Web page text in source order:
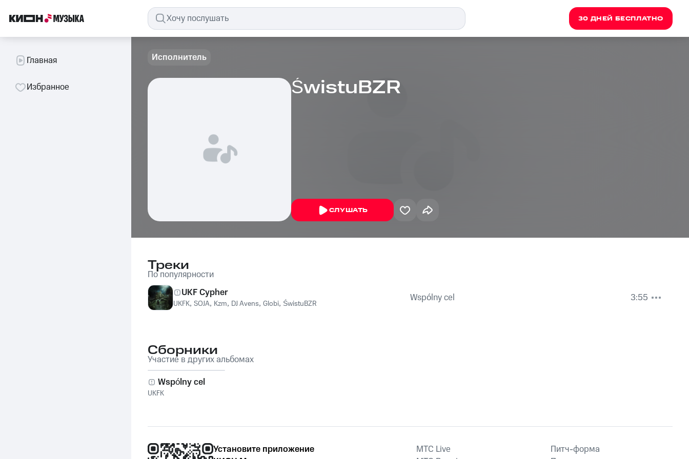
30 ДНЕЙ БЕСПЛАТНО
Главная
Избранное
Исполнитель
ŚwistuBZR
СЛУШАТЬ
Треки
По популярности
UKF Cypher
UKFK, SOJA, Kzm, DJ Avens, Globi, ŚwistuBZR Wspólny cel 3:55
Сборники
Участие в других альбомах
Wspólny cel
UKFK
Установите приложение
MTС Live
Питч-форма